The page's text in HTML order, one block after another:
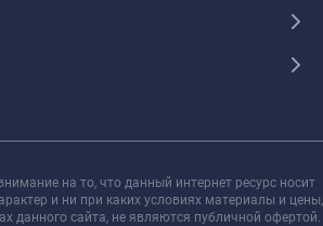
на то, что данный интернет ресурс носит
и ни при каких условиях материалы и цены,
данного сайта, не являются публичной офертой.